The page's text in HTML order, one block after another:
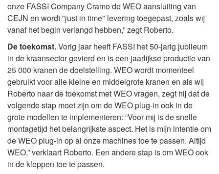
onze FASSI Company Cramo de WEO aansluiting van
CEJN en wordt "just in time" levering toegepast, zoals wij
vanaf het begin verlangd hebben,” zegt Roberto.
De toekomst.Vorig jaar heeft FASSI het 50-jarig jubileum
in de kraansector gevierd en is een jaarlijkse productie van
25 000 kranen de doelstelling. WEO wordt momenteel
gebruikt voor alle kleine en middelgrote kranen en als wij
Roberto naar de toekomst met WEO vragen, zegt hij dat de
volgende stap moet zijn om de WEO plug-in ook in de
grote modellen te implementeren: “Voor mij is de snelle
montagetijd het belangrijkste aspect. Het is mijn intentie om
de WEO plug-in op al onze machines toe te passen. Altijd
WEO,” verklaart Roberto. Een andere stap is om WEO ook
in de kleppen toe te passen.